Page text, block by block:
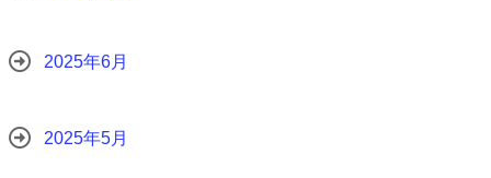
2025年6月
2025年5月